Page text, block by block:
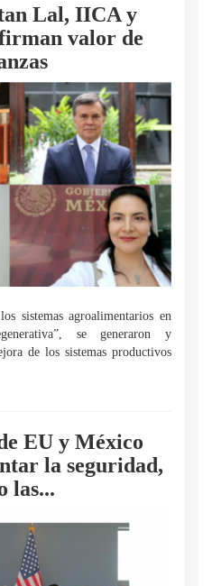
Lal, IICA y
valor de
sistemas agroalimentarios en
se generaron y
de los sistemas productivos
EU y México
la seguridad,
las...